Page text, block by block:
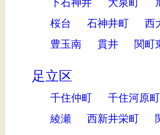
桜台
石神井町 西
豊玉南
貫井 関町
足立区
千住仲町 千住河原町
綾瀬
西新井栄町